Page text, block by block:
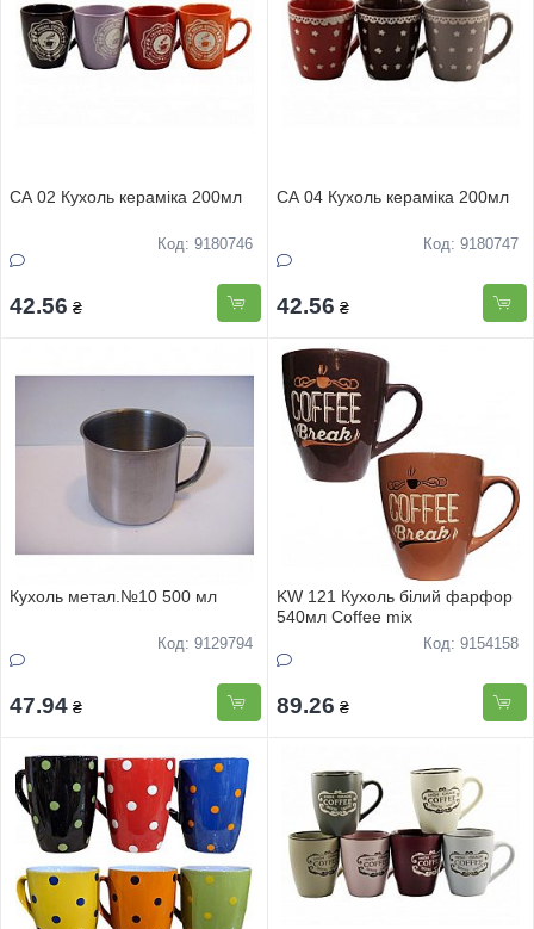
CA 02 Кухоль кераміка 200мл
Код: 9180746
42.56 ₴
CA 04 Кухоль кераміка 200мл
Код: 9180747
42.56 ₴
Кухоль метал.№10 500 мл
Код: 9129794
47.94 ₴
KW 121 Кухоль білий фарфор
540мл Coffee mix
Код: 9154158
89.26 ₴